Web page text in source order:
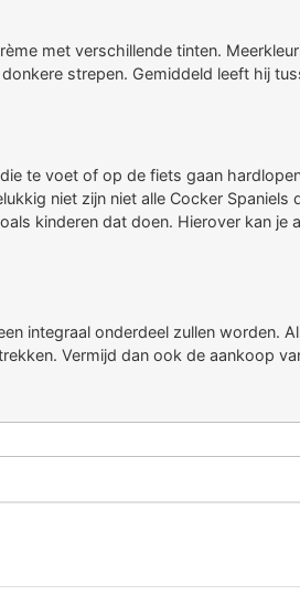
met verschillende tinten.
strepen. Gemiddeld leeft hij
te voet of op de fiets gaan
niet zijn niet alle Cocker
kinderen dat doen. Hierover kan je
integraal onderdeel zullen worden.
Vermijd dan ook de aankoop